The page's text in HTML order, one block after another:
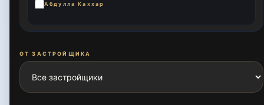
Абдулла Каххар
Аския
ОТ ЗАСТРОЙЩИКА